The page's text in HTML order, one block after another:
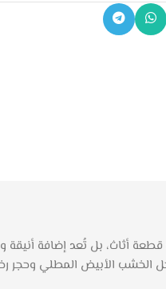
أثاث، بل تُعد إضافة أنيقة
الخشب الأبيض المطلي وحجر